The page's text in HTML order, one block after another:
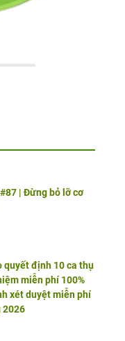
| Đừng bỏ lỡ cơ
quyết định 10 ca thụ
miễn phí 100%
xét duyệt miễn phí
2026